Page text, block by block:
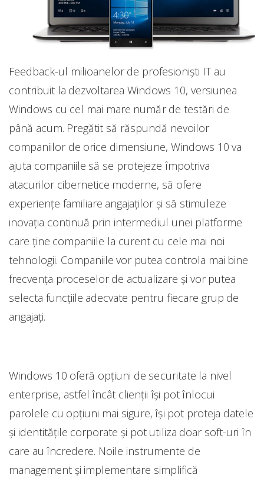
Feedback-ul milioanelor de profesioniști IT au
contribuit la dezvoltarea Windows 10, versiunea
Windows cu cel mai mare număr de testări de
până acum. Pregătit să răspundă nevoilor
companiilor de orice dimensiune, Windows 10 va
ajuta companiile să se protejeze împotriva
atacurilor cibernetice moderne, să ofere
experiențe familiare angajaților şi să stimuleze
inovația continuă prin intermediul unei platforme
care ține companiile la curent cu cele mai noi
tehnologii. Companiile vor putea controla mai bine
frecvența proceselor de actualizare şi vor putea
selecta funcțiile adecvate pentru fiecare grup de
angajați.
Windows 10 oferă opțiuni de securitate la nivel
enterprise, astfel încât clienții își pot înlocui
parolele cu opțiuni mai sigure, își pot proteja datele
şi identitățile corporate şi pot utiliza doar soft-uri în
care au încredere. Noile instrumente de
management şi implementare simplifică